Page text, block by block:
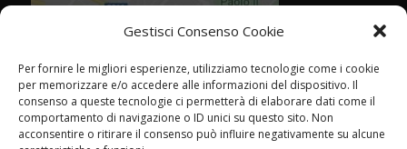
Gestisci Consenso Cookie
Per fornire le migliori esperienze, utilizziamo tecnologie come i cookie
per memorizzare e/o accedere alle informazioni del dispositivo. Il
consenso a queste tecnologie ci permetterà di elaborare dati come il
comportamento di navigazione o ID unici su questo sito. Non
acconsentire o ritirare il consenso può influire negativamente su alcune